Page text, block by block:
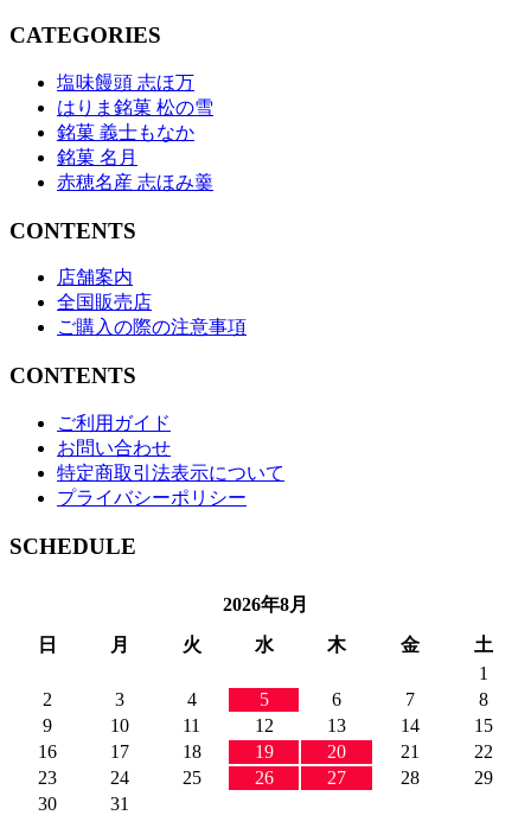
CATEGORIES
塩味饅頭 志ほ万
はりま銘菓 松の雪
銘菓 義士もなか
銘菓 名月
赤穂名産 志ほみ羹
CONTENTS
店舗案内
全国販売店
ご購入の際の注意事項
CONTENTS
ご利用ガイド
お問い合わせ
特定商取引法表示について
プライバシーポリシー
SCHEDULE
2026年8月
日
月 火 水 木 金
土
1
2
3 4 5 6 7
8
9
10 11 12 13 14
15
16
17 18 19 20 21
22
23
24 25 26 27 28
29
30
31